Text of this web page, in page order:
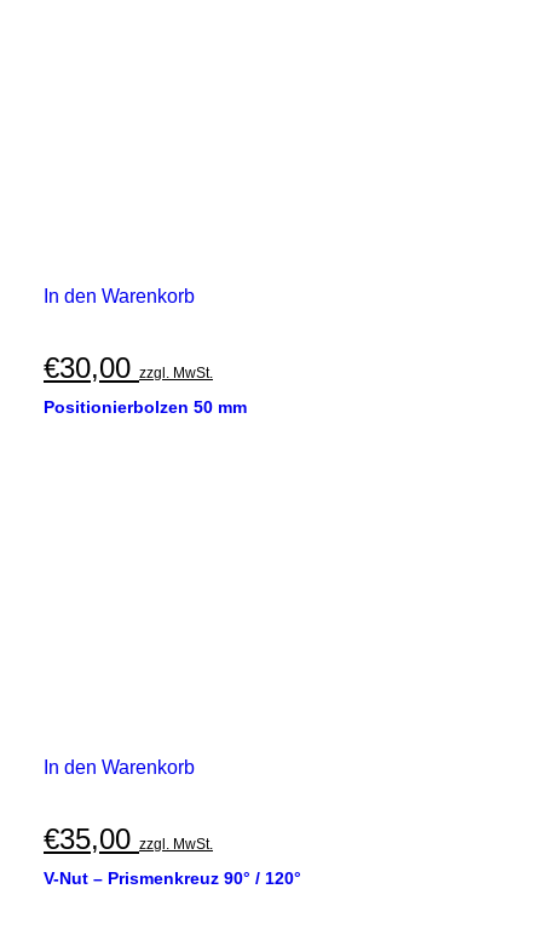
In den Warenkorb
€30,00 zzgl. MwSt.
Positionierbolzen 50 mm
In den Warenkorb
€35,00 zzgl. MwSt.
V-Nut – Prismenkreuz 90° / 120°